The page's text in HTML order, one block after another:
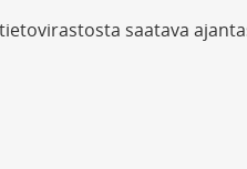
saatava